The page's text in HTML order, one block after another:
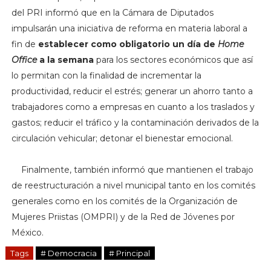
del PRI informó que en la Cámara de Diputados
impulsarán una iniciativa de reforma en materia laboral a
fin de establecer como obligatorio un día de Home
Officea la semanapara los sectores económicos que así
lo permitan con la finalidad de incrementar la
productividad, reducir el estrés; generar un ahorro tanto a
trabajadores como a empresas en cuanto a los traslados y
gastos; reducir el tráfico y la contaminación derivados de la
circulación vehicular; detonar el bienestar emocional.
Finalmente, también informó que mantienen el trabajo
de reestructuración a nivel municipal tanto en los comités
generales como en los comités de la Organización de
Mujeres Priistas (OMPRI) y de la Red de Jóvenes por
México.
Tags # Democracia # Principal